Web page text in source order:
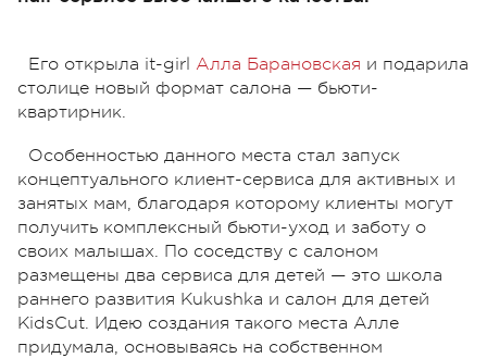
Его открыла it-girl Алла Барановская и подарила
столице новый формат салона — бьюти-
квартирник.
Особенностью данного места стал запуск
концептуального клиент-сервиса для активных и
занятых мам, благодаря которому клиенты могут
получить комплексный бьюти-уход и заботу о
своих малышах. По соседству с салоном
размещены два сервиса для детей — это школа
раннего развития Kukushka и салон для детей
KidsCut. Идею создания такого места Алле
придумала, основываясь на собственном